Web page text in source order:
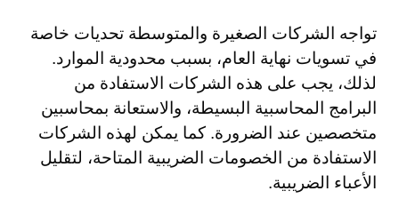
تواجه الشركات الصغيرة والمتوسطة تحديات خاصة
في تسويات نهاية العام، بسبب محدودية الموارد.
لذلك، يجب على هذه الشركات الاستفادة من
البرامج المحاسبية البسيطة، والاستعانة بمحاسبين
متخصصين عند الضرورة. كما يمكن لهذه الشركات
الاستفادة من الخصومات الضريبية المتاحة، لتقليل
الأعباء الضريبية.